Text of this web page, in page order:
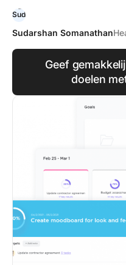
Sudarshan Somanathan
Geef
doelen